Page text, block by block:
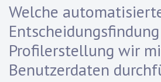
Welche
Profilerstellung wir
Benutzerdaten